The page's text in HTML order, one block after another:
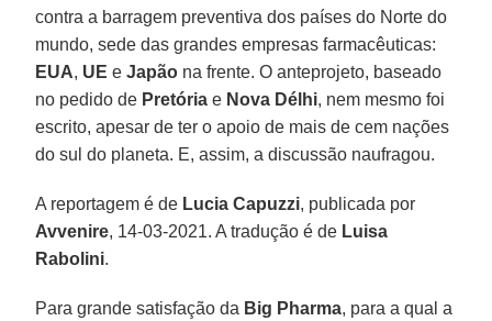
contra a barragem preventiva dos países do Norte do
mundo, sede das grandes empresas farmacêuticas:
EUA, UE eJapão na frente. O anteprojeto, baseado
no pedido de Pretória e Nova Délhi, nem mesmo foi
escrito, apesar de ter o apoio de mais de cem nações
do sul do planeta. E, assim, a discussão naufragou.
A reportagem é de Lucia Capuzzi, publicada por
Avvenire, 14-03-2021. A tradução é de Luisa
Rabolini.
Para grande satisfação da Big Pharma, para a qual a